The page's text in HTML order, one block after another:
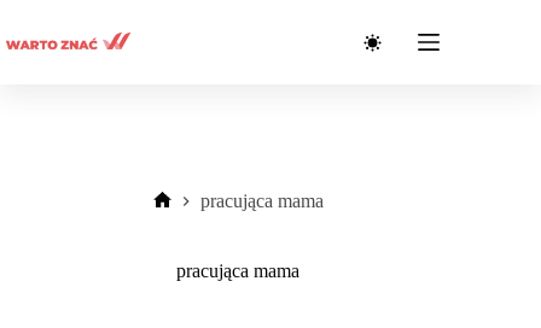
treści
pracująca mama
pracująca mama